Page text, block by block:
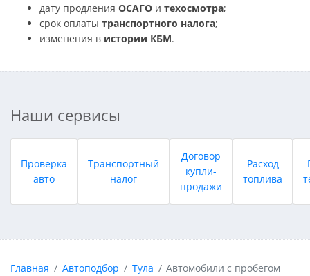
дату продления ОСАГО и техосмотра;
срок оплаты транспортного налога;
изменения в истории КБМ.
Наши сервисы
Проверка
авто
Транспортный
налог
Договор
купли-
продажи
Расход
топлива
Главная Автоподбор Тула Автомобили с пробегом